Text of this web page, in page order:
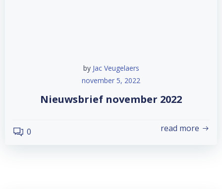
by Jac Veugelaers
november 5, 2022
Nieuwsbrief november 2022
0 read more